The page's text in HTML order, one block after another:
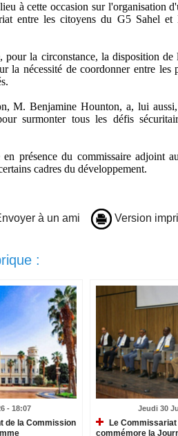
à cette occasion sur l'organisation
entre les citoyens du G5 Sahel
pour la circonstance, la disposition de
la nécessité de coordonner entre les
M. Benjamine Hounton, a, lui
surmonter tous les défis
en présence du commissaire adjoint
cadres du développement.
à un ami Version
:
- 18:07
de la Commission
Jeudi 30
Le
commémore la